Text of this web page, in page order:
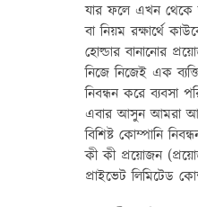
যার ফলে এখন থেকে
বা নিয়ম রক্ষার্থে
হোল্ডার বানানোর
নিজে নিজেই এক
নিবন্ধন করে ব্যবসা
এবার আসুন আমরা
বিশিষ্ট কোম্পানি
কী কী প্রয়োজন
প্রাইভেট লিমিটেড